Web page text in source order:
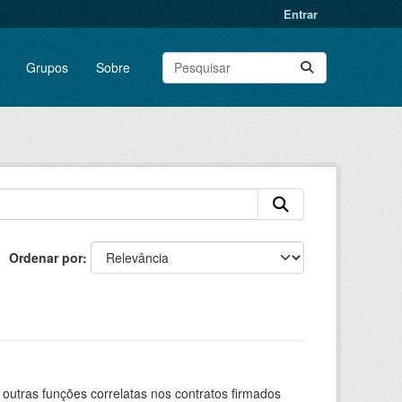
Entrar
Grupos Sobre
Ordenar por
funções correlatas nos contratos firmados